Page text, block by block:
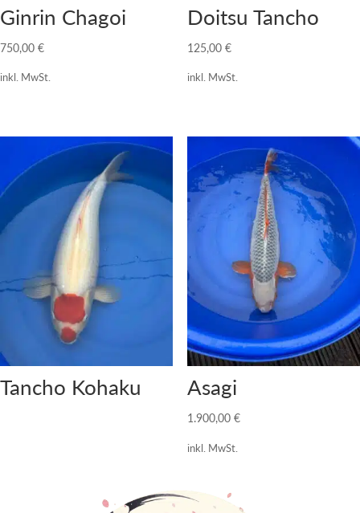
Ginrin Chagoi
750,00 €
inkl. MwSt.
Doitsu Tancho
125,00 €
inkl. MwSt.
Tancho Kohaku Asagi
1.900,00 €
inkl. MwSt.